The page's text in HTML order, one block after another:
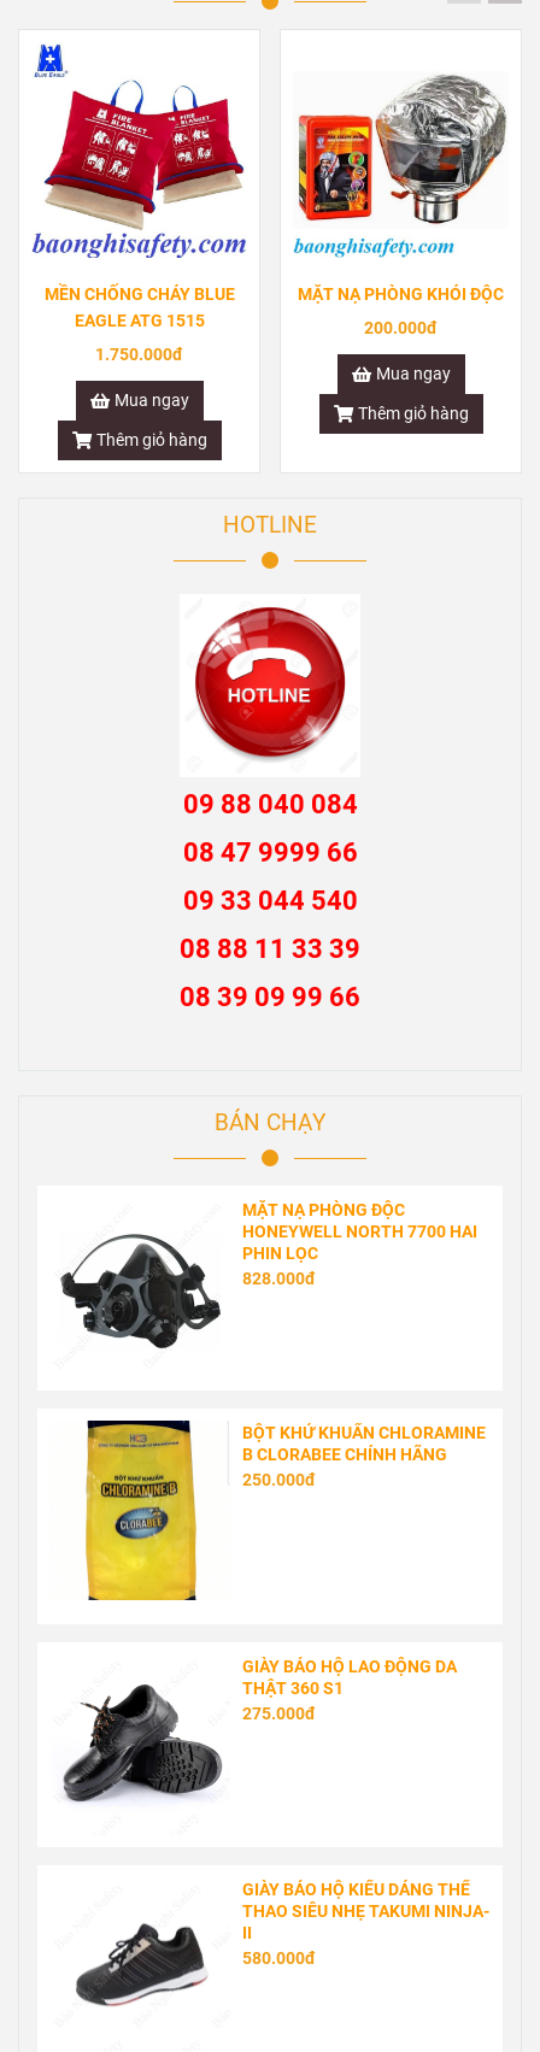
MỀN CHỐNG CHÁY BLUE
EAGLE ATG 1515
1.750.000đ
Mua ngay
Thêm giỏ hàng
MẶT NẠ PHÒNG KHÓI ĐỘC
200.000đ
Mua ngay
Thêm giỏ hàng
HOTLINE
09 88 040 084
08 47 9999 66
09 33 044 540
08 88 11 33 39
08 39 09 99 66
BÁN CHẠY
MẶT NẠ PHÒNG ĐỘC
HONEYWELL NORTH 7700 HAI
PHIN LỌC
828.000đ
BỘT KHỬ KHUẨN CHLORAMINE
B CLORABEE CHÍNH HÃNG
250.000đ
GIÀY BẢO HỘ LAO ĐỘNG DA
THẬT 360 S1
275.000đ
GIÀY BẢO HỘ KIỂU DÁNG THỂ
THAO SIÊU NHẸ TAKUMI NINJA-
II
580.000đ